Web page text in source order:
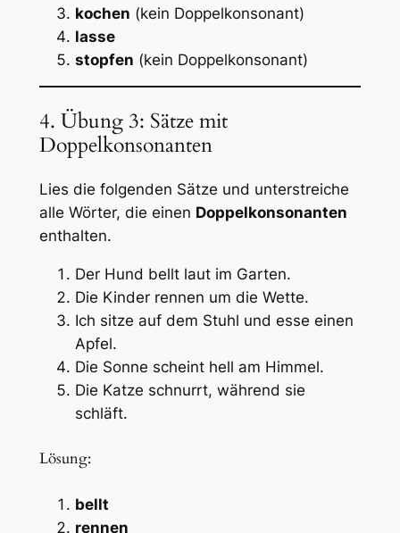
kochen (kein Doppelkonsonant)
lasse
stopfen (kein Doppelkonsonant)
4. Übung 3: Sätze mit
Doppelkonsonanten
Lies die folgenden Sätze und unterstreiche
alle Wörter, die einen Doppelkonsonanten
enthalten.
Der Hund bellt laut im Garten.
Die Kinder rennen um die Wette.
Ich sitze auf dem Stuhl und esse einen
Apfel.
Die Sonne scheint hell am Himmel.
Die Katze schnurrt, während sie
schläft.
Lösung:
bellt
rennen